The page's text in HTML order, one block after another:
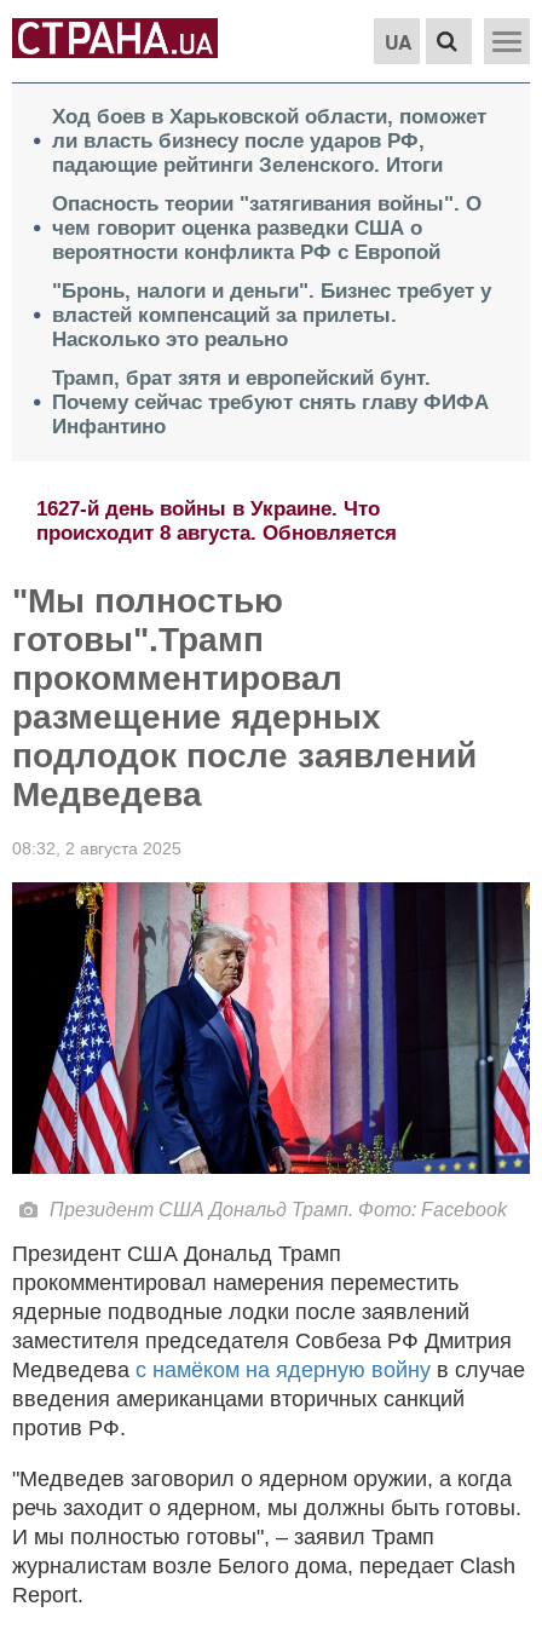
UA
Ход боев в Харьковской области, поможет
ли власть бизнесу после ударов РФ,
падающие рейтинги Зеленского. Итоги
Опасность теории "затягивания войны". О
чем говорит оценка разведки США о
вероятности конфликта РФ с Европой
"Бронь, налоги и деньги". Бизнес требует у
властей компенсаций за прилеты.
Насколько это реально
Трамп, брат зятя и европейский бунт.
Почему сейчас требуют снять главу ФИФА
Инфантино
1627-й день войны в Украине. Что
происходит 8 августа. Обновляется
"Мы полностью
готовы".Трамп
прокомментировал
размещение ядерных
подлодок после заявлений
Медведева
08:32, 2 августа 2025
Президент США Дональд Трамп. Фото: Facebook
Президент США Дональд Трамп
прокомментировал намерения переместить
ядерные подводные лодки после заявлений
заместителя председателя Совбеза РФ Дмитрия
Медведева с намёком на ядерную войну в случае
введения американцами вторичных санкций
против РФ.
"Медведев заговорил о ядерном оружии, а когда
речь заходит о ядерном, мы должны быть готовы.
И мы полностью готовы", – заявил Трамп
журналистам возле Белого дома, передает Clash
Report.